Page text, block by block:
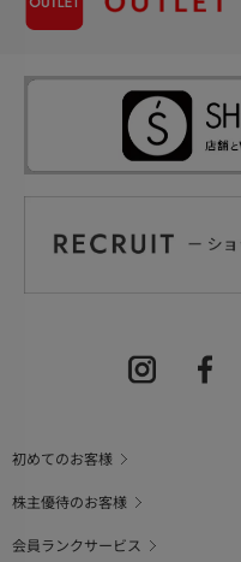
初めてのお客様
株主優待のお客様
会員ランクサービス